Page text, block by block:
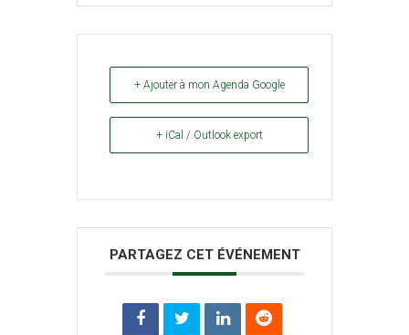
+ Ajouter à mon Agenda Google
+ iCal / Outlook export
PARTAGEZ CET ÉVÉNEMENT